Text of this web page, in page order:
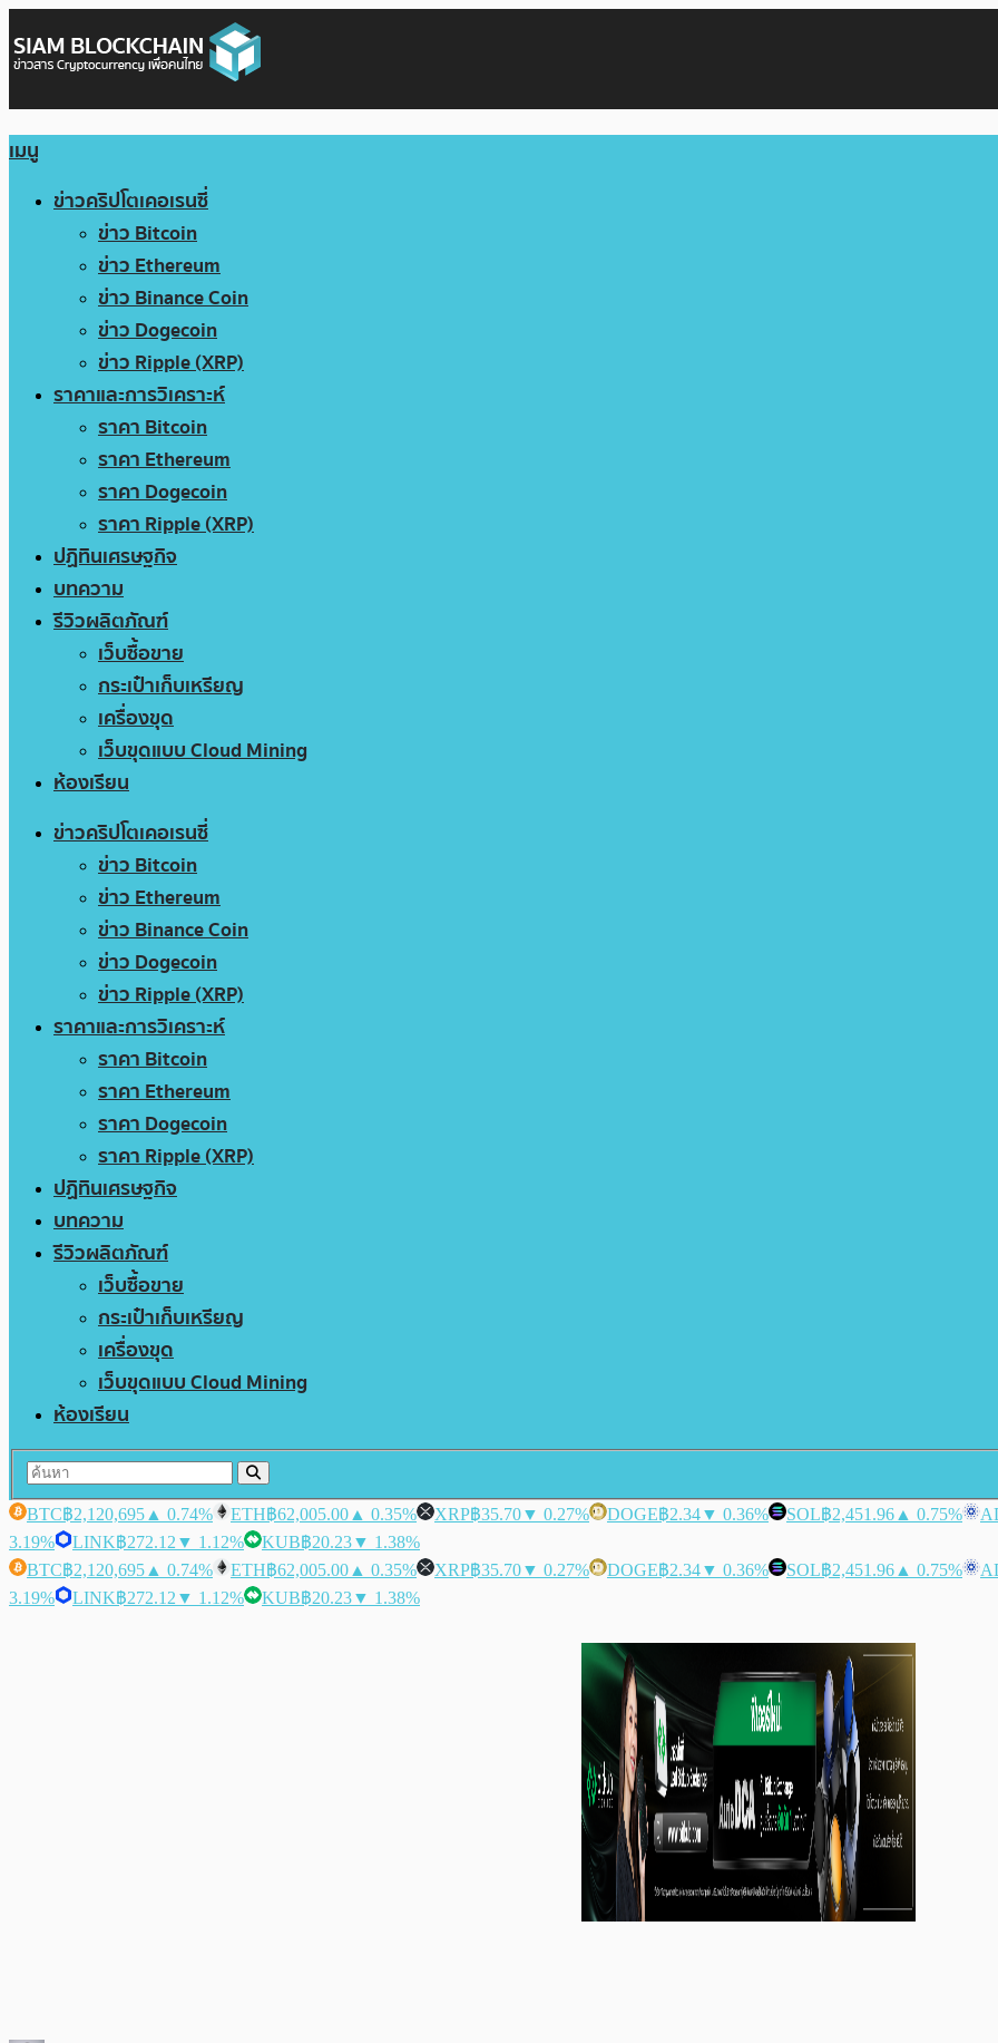
เมนู
ข่าวคริปโตเคอเรนซี่
ข่าว Bitcoin
ข่าว Ethereum
ข่าว Binance Coin
ข่าว Dogecoin
ข่าว Ripple (XRP)
ราคาและการวิเคราะห์
ราคา Bitcoin
ราคา Ethereum
ราคา Dogecoin
ราคา Ripple (XRP)
ปฏิทินเศรษฐกิจ
บทความ
รีวิวผลิตภัณฑ์
เว็บซื้อขาย
กระเป๋าเก็บเหรียญ
เครื่องขุด
เว็บขุดแบบ Cloud Mining
ห้องเรียน
ข่าวคริปโตเคอเรนซี่
ข่าว Bitcoin
ข่าว Ethereum
ข่าว Binance Coin
ข่าว Dogecoin
ข่าว Ripple (XRP)
ราคาและการวิเคราะห์
ราคา Bitcoin
ราคา Ethereum
ราคา Dogecoin
ราคา Ripple (XRP)
ปฏิทินเศรษฐกิจ
บทความ
รีวิวผลิตภัณฑ์
เว็บซื้อขาย
กระเป๋าเก็บเหรียญ
เครื่องขุด
เว็บขุดแบบ Cloud Mining
ห้องเรียน
BTC฿2,120,695 ▲ 0.74% ETH฿62,005.00 ▲ 0.35% XRP฿35.70▼ 0.27% DOGE฿2.34▼ 0.36% SOL฿2,451.96 ▲ 0.75%
3.19%
LINK฿272.12 ▼ 1.12% KUB฿20.23▼ 1.38%
BTC฿2,120,695 ▲ 0.74% ETH฿62,005.00 ▲ 0.35% XRP฿35.70▼ 0.27% DOGE฿2.34▼ 0.36% SOL฿2,451.96 ▲ 0.75%
3.19%
LINK฿272.12 ▼ 1.12% KUB฿20.23▼ 1.38%